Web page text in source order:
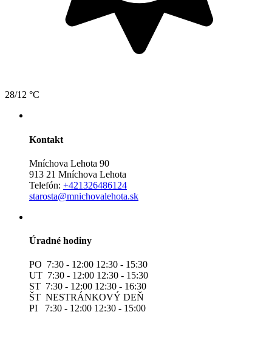
28/12 °C
Kontakt
Mníchova Lehota 90
913 21 Mníchova Lehota
Telefón: +421326486124
starosta@mnichovalehota.sk
Úradné hodiny
PO 7:30 - 12:00 12:30 - 15:30
UT 7:30 - 12:00 12:30 - 15:30
ST 7:30 - 12:00 12:30 - 16:30
ŠT NESTRÁNKOVÝ DEŇ
PI 7:30 - 12:00 12:30 - 15:00